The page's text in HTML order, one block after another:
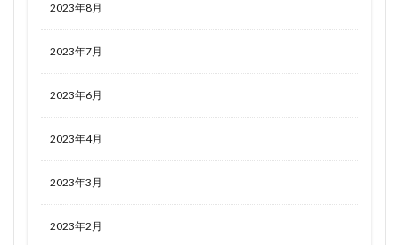
2023年8月
2023年7月
2023年6月
2023年4月
2023年3月
2023年2月